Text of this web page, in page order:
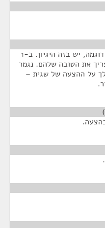
זה שהיא אומרת 36 חודש, סתם לדוגמה, יש בזה היגיון. ב-1
את הטובה שלהם. נגמר
על ההצעה של שגית –